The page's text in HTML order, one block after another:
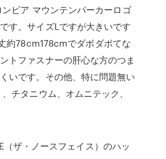
ビア マウンテンパーカーロゴ
す。サイズLですが大きいです
約78cm178cmでダボダボてな
トファスナーの肝心な方のつま
いです。その他、特に問題無い
チタニウム、オムニテック、
（ザ・ノースフェイス）のハッ